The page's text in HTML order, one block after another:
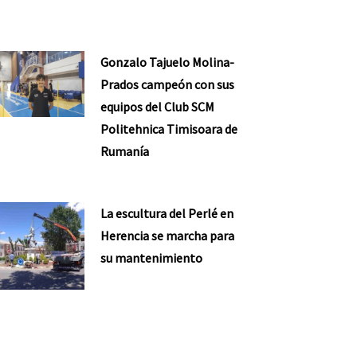
Gonzalo Tajuelo Molina-
Prados campeón con sus
equipos del Club SCM
Politehnica Timisoara de
Rumanía
La escultura del Perlé en
Herencia se marcha para
su mantenimiento